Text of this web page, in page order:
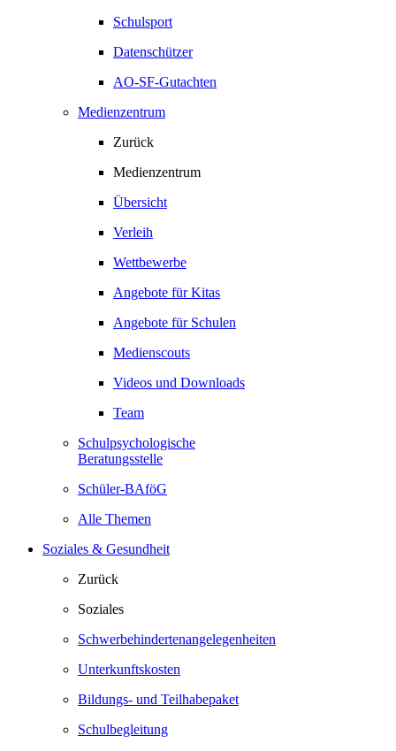
Schulsport
Datenschützer
AO-SF-Gutachten
Medienzentrum
Zurück
Medienzentrum
Übersicht
Verleih
Wettbewerbe
Angebote für Kitas
Angebote für Schulen
Medienscouts
Videos und Downloads
Team
Schulpsychologische
Beratungsstelle
Schüler-BAföG
Alle Themen
Soziales & Gesundheit
Zurück
Soziales
Schwerbehindertenangelegenheiten
Unterkunftskosten
Bildungs- und Teilhabepaket
Schulbegleitung